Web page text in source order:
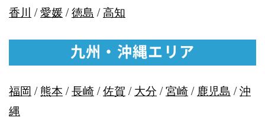
香川 /愛媛/徳島 /高知
九州・沖縄エリア
福岡 /熊本 /長崎/佐賀 /大分 /宮崎/ 鹿児島 /沖
縄